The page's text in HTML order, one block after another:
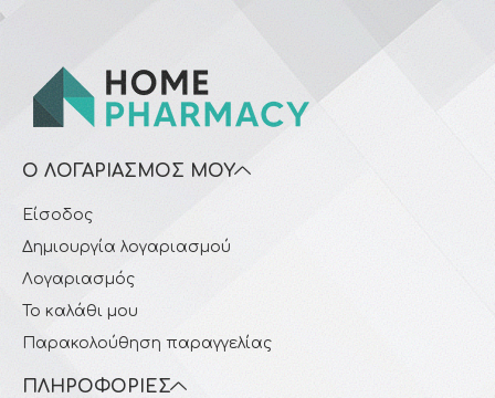
Ο ΛΟΓΑΡΙΑΣΜΌΣ ΜΟΥ
Είσοδος
Δημιουργία λογαριασμού
Λογαριασμός
Το καλάθι μου
Παρακολούθηση παραγγελίας
ΠΛΗΡΟΦΟΡΊΕΣ